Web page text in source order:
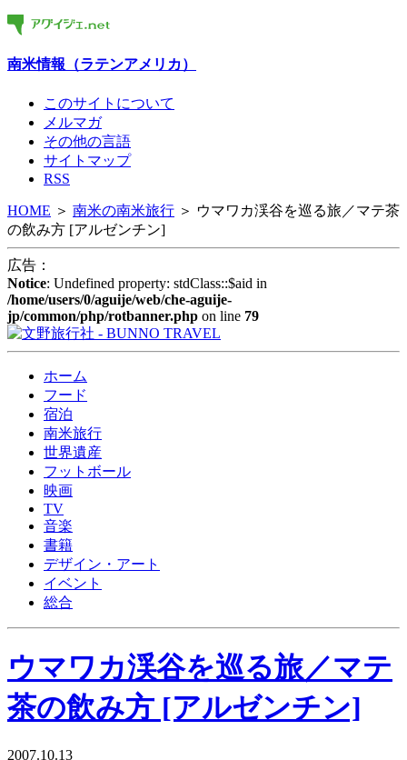
南米情報（ラテンアメリカ）
このサイトについて
メルマガ
その他の言語
サイトマップ
RSS
HOME ＞ 南米の南米旅行 ＞ ウマワカ渓谷を巡る旅／マテ茶
の飲み方 [アルゼンチン]
広告：
Notice: Undefined property: stdClass::$aid in
/home/users/0/aguije/web/che-aguije-
jp/common/php/rotbanner.php on line 79
ホーム
フード
宿泊
南米旅行
世界遺産
フットボール
映画
TV
音楽
書籍
デザイン・アート
イベント
総合
ウマワカ渓谷を巡る旅／マテ
茶の飲み方 [アルゼンチン]
2007.10.13